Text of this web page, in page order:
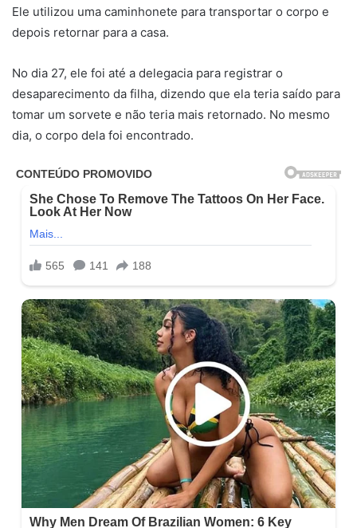
Ele utilizou uma caminhonete para transportar o corpo e
depois retornar para a casa.
No dia 27, ele foi até a delegacia para registrar o
desaparecimento da filha, dizendo que ela teria saído para
tomar um sorvete e não teria mais retornado. No mesmo
dia, o corpo dela foi encontrado.